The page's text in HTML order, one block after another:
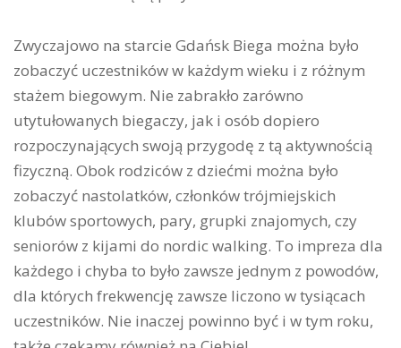
Zwyczajowo na starcie Gdańsk Biega można było
zobaczyć uczestników w każdym wieku i z różnym
stażem biegowym. Nie zabrakło zarówno
utytułowanych biegaczy, jak i osób dopiero
rozpoczynających swoją przygodę z tą aktywnością
fizyczną. Obok rodziców z dziećmi można było
zobaczyć nastolatków, członków trójmiejskich
klubów sportowych, pary, grupki znajomych, czy
seniorów z kijami do nordic walking. To impreza dla
każdego i chyba to było zawsze jednym z powodów,
dla których frekwencję zawsze liczono w tysiącach
uczestników. Nie inaczej powinno być i w tym roku,